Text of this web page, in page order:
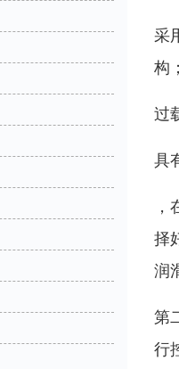
采
构
过
具
择
润
第
行